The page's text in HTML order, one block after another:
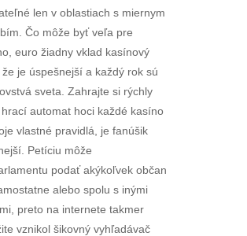
len v oblastiach s miernym
Čo môže byť veľa pre
euro žiadny vklad kasínový
že je úspešnejší a každý rok sú
sveta. Zahrajte si rýchly
automat hoci každé kasíno
vlastné pravidlá, je fanúšik
Petíciu môže
podať akýkoľvek občan
alebo spolu s inými
preto na internete takmer
vznikol šikovný vyhľadávač